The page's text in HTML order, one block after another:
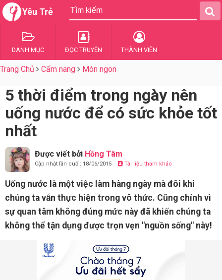
Yêu Trẻ
DANH MỤC ĐỌC TRUYỆN THÀNH VIÊN
Trang Chủ Cẩm nang Món ngon
5 thời điểm trong ngày nên
uống nước để có sức khỏe tốt
nhất
Được viết bởi Hồng Tâm
Cập nhật lần cuối: 18/06/2015 Tài liệu tham khảo
Uống nước là một việc làm hàng ngày mà đôi khi
chúng ta vẫn thực hiện trong vô thức. Cũng chính vì
sự quan tâm không đúng mức này đã khiến chúng ta
không thể tận dụng được trọn vẹn "nguồn sống" này!